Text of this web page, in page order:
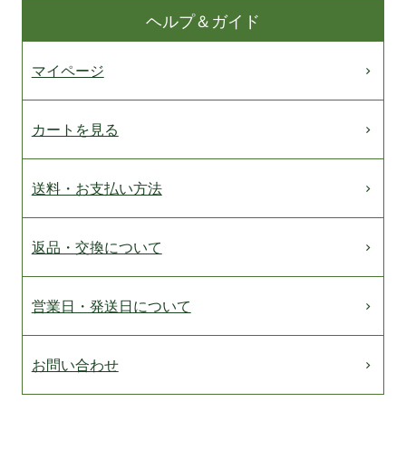
ヘルプ＆ガイド
マイページ
カートを見る
送料・お支払い方法
返品・交換について
営業日・発送日について
お問い合わせ